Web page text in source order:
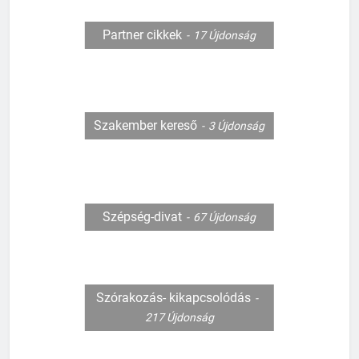
Partner cikkek 17Újdonság
Szakember kereső 3Újdonság
Szépség-divat 67Újdonság
Szórakozás- kikapcsolódás
217Újdonság
Mi kell a templomi esküvőhöz?
CSALÁD-GYEREK-KAPCSOLATOK